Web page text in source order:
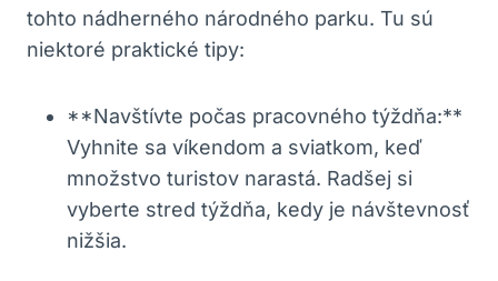
tohto nádherného národného parku. Tu sú
niektoré praktické tipy:
**Navštívte počas pracovného týždňa:**
Vyhnite sa víkendom a sviatkom, keď
množstvo turistov narastá. Radšej si
vyberte stred týždňa, kedy je návštevnosť
nižšia.